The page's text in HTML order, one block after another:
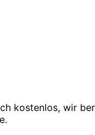
kostenlos, wir